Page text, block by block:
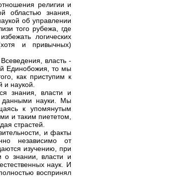
религии и
областью знания,
об управлении
того рубежа, где
логических
и привычных)
власть -
Единобожия, то мы
как приступим к
наукой.
знания, власти и
данными науки. Мы
к упомянутым
и таким пиететом,
страстей.
и факты
независимо от
изучению, при
о знании, власти и
наук. И
воспринял